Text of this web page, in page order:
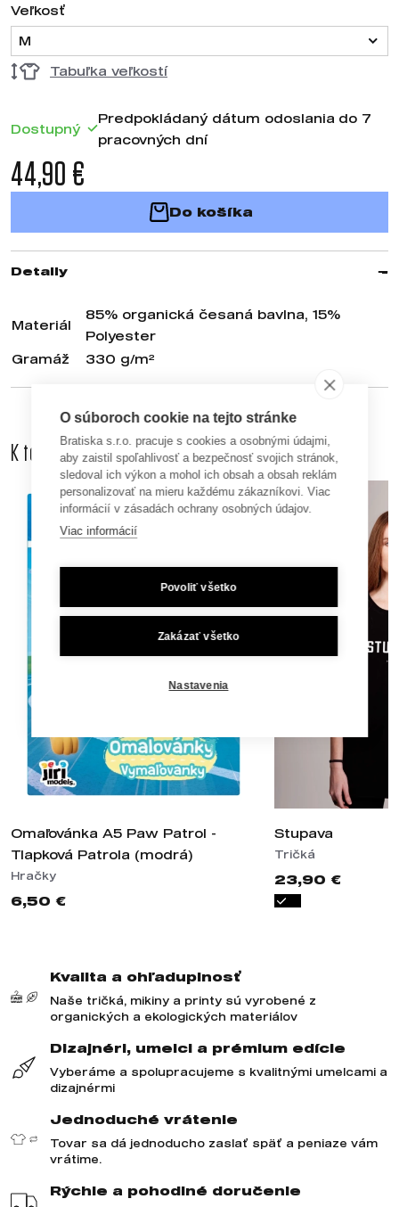
Veľkosť
M
Tabuľka veľkostí
Dostupný
Predpokládaný dátum odoslania do 7
pracovných dní
44,90 €
Do košíka
Detaily
Materiál
85% organická česaná bavlna, 15%
Polyester
Gramáž
330 g/m²
K tomuto produktu odporúčame dokúpiť aj
Omaľovánka A5 Paw Patrol -
Tlapková Patrola (modrá)
Hračky
6,50 €
Stupava
Tričká
23,90 €
Kvalita a ohľaduplnosť
Naše tričká, mikiny a printy sú vyrobené z
organických a ekologických materiálov
Dizajnéri, umelci a prémium edície
Vyberáme a spolupracujeme s kvalitnými umelcami a
dizajnérmi
Jednoduché vrátenie
Tovar sa dá jednoducho zaslať späť a peniaze vám
vrátime.
Rýchle a pohodlné doručenie
O súboroch cookie na tejto stránke
Bratiska s.r.o. pracuje s cookies a osobnými údajmi,
aby zaistil spoľahlivosť a bezpečnosť svojich stránok,
sledoval ich výkon a mohol ich obsah a obsah reklám
personalizovať na mieru každému zákazníkovi. Viac
informácií v zásadách ochrany osobných údajov.
Viac informácií
Povoliť všetko
Zakázať všetko
Nastavenia